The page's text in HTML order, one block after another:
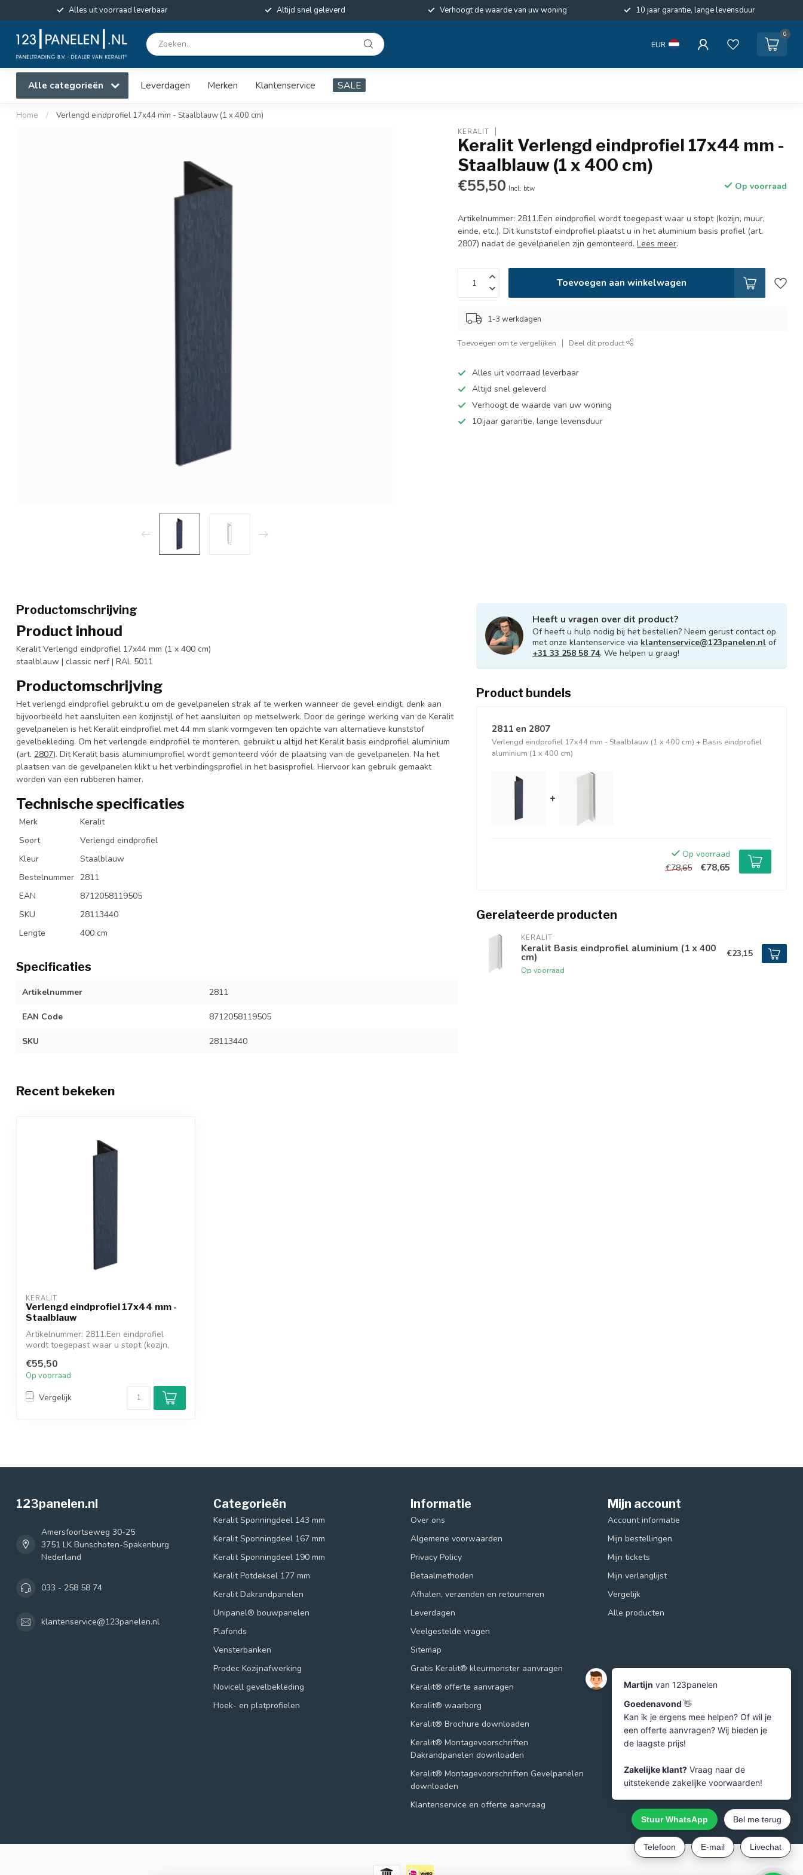
Alles uit voorraad leverbaar Altijd snel geleverd Verhoogt de waarde van uw woning 10 jaar garantie, lange levensduur
EUR
0
Alle categorieën Leverdagen Merken Klantenservice SALE
Home / Verlengd eindprofiel 17x44 mm - Staalblauw (1 x 400 cm)
KERALIT
Keralit Verlengd eindprofiel 17x44 mm -
Staalblauw (1 x 400 cm)
€55,50 Incl. btw Op voorraad
Artikelnummer: 2811.Een eindprofiel wordt toegepast waar u stopt (kozijn, muur,
einde, etc.). Dit kunststof eindprofiel plaatst u in het aluminium basis profiel (art.
2807) nadat de gevelpanelen zijn gemonteerd.Lees meer.
Toevoegen aan winkelwagen
1-3 werkdagen
Toevoegen om te vergelijken Deel dit product
Alles uit voorraad leverbaar
Altijd snel geleverd
Verhoogt de waarde van uw woning
10 jaar garantie, lange levensduur
Productomschrijving
Product inhoud
Keralit Verlengd eindprofiel 17x44 mm (1 x 400 cm)
staalblauw | classic nerf | RAL 5011
Productomschrijving
Het verlengd eindprofiel gebruikt u om de gevelpanelen strak af te werken wanneer de gevel eindigt, denk aan
bijvoorbeeld het aansluiten een kozijnstijl of het aansluiten op metselwerk. Door de geringe werking van de Keralit
gevelpanelen is het Keralit eindprofiel met 44 mm slank vormgeven ten opzichte van alternatieve kunststof
gevelbekleding. Om het verlengde eindprofiel te monteren, gebruikt u altijd het Keralit basis eindprofiel aluminium
(art. 2807). Dit Keralit basis aluminiumprofiel wordt gemonteerd vóór de plaatsing van de gevelpanelen. Na het
plaatsen van de gevelpanelen klikt u het verbindingsprofiel in het basisprofiel. Hiervoor kan gebruik gemaakt
worden van een rubberen hamer.
Technische specificaties
Merk
Keralit
Soort
Verlengd eindprofiel
Kleur
Staalblauw
Bestelnummer 2811
EAN
8712058119505
SKU
28113440
Lengte
400 cm
Specificaties
Artikelnummer 2811
EAN Code 8712058119505
SKU 28113440
Heeft u vragen over dit product?
Of heeft u hulp nodig bij het bestellen? Neem gerust contact op
met onze klantenservice via klantenservice@123panelen.nl of
+31 33 258 58 74. We helpen u graag!
Product bundels
2811 en 2807
Verlengd eindprofiel 17x44 mm - Staalblauw (1 x 400 cm) + Basis eindprofiel
aluminium (1 x 400 cm)
+
Op voorraad
€78,65
€78,65
Gerelateerde producten
KERALIT
Keralit Basis eindprofiel aluminium (1 x 400
cm)
Op voorraad
€23,15
Recent bekeken
KERALIT
Verlengd eindprofiel 17x44 mm -
Staalblauw
Artikelnummer: 2811.Een eindprofiel
wordt toegepast waar u stopt (kozijn,
€55,50
Op voorraad
Vergelijk
123panelen.nl
Amersfoortseweg 30-25
3751 LK Bunschoten-Spakenburg
Nederland
033 - 258 58 74
klantenservice@123panelen.nl
Categorieën
Keralit Sponningdeel 143 mm
Keralit Sponningdeel 167 mm
Keralit Sponningdeel 190 mm
Keralit Potdeksel 177 mm
Keralit Dakrandpanelen
Unipanel® bouwpanelen
Plafonds
Vensterbanken
Prodec Kozijnafwerking
Novicell gevelbekleding
Hoek- en platprofielen
Informatie
Over ons
Algemene voorwaarden
Privacy Policy
Betaalmethoden
Afhalen, verzenden en retourneren
Leverdagen
Veelgestelde vragen
Sitemap
Gratis Keralit® kleurmonster aanvragen
Keralit® offerte aanvragen
Keralit® waarborg
Keralit® Brochure downloaden
Keralit® Montagevoorschriften
Dakrandpanelen downloaden
Keralit® Montagevoorschriften Gevelpanelen
downloaden
Klantenservice en offerte aanvraag
Mijn account
Account informatie
Mijn bestellingen
Mijn tickets
Mijn verlanglijst
Vergelijk
Alle producten